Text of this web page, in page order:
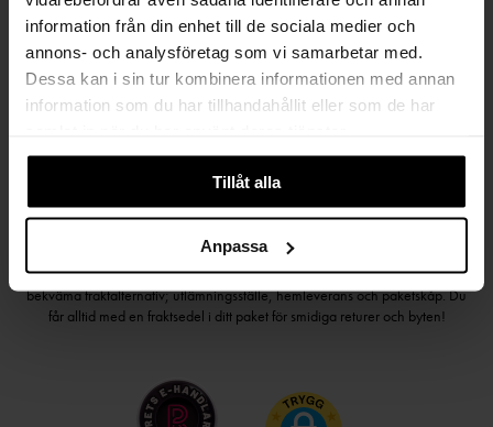
information från din enhet till de sociala medier och
annons- och analysföretag som vi samarbetar med.
Dessa kan i sin tur kombinera informationen med annan
information som du har tillhandahållit eller som de har
Tillåt alla
Anpassa
Håll dig uppdaterad
HANDLA TRYGGT OCH SMIDIGT
Välj det betalsätt som passar dig med Klarna. Vi på Johnells erbjuder flera
bekväma fraktalternativ; utlämningsställe, hemleverans och paketskåp. Du
får alltid med en fraktsedel i ditt paket för smidiga returer och byten!